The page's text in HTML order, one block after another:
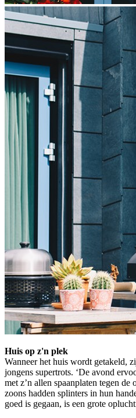
Huis op z'n plek
Wanneer het huis wordt getakeld,
jongens supertrots. ‘De avond
met z’n allen spaanplaten tegen de
zoons hadden splinters in hun
goed is gegaan, is een grote